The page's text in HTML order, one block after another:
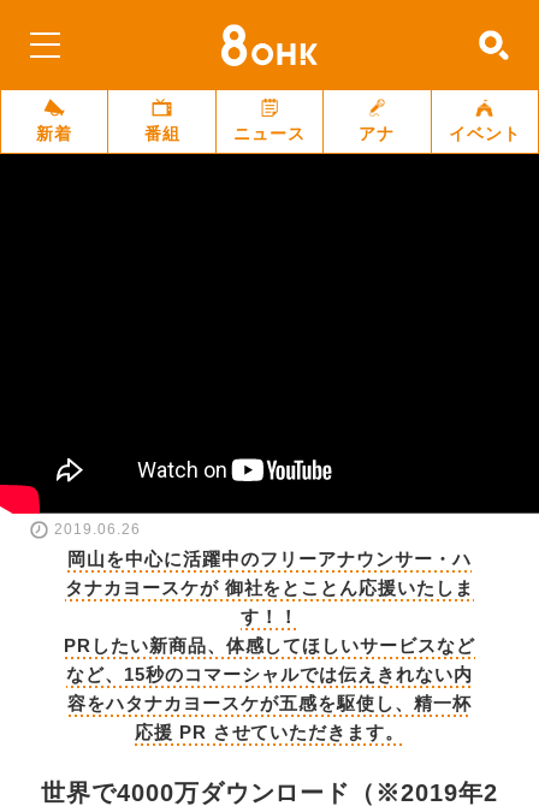
新着 番組 ニュース アナ イベント
2019.06.26
岡山を中心に活躍中のフリーアナウンサー・ハ
タナカヨースケが 御社をとことん応援いたしま
す！！
PRしたい新商品、体感してほしいサービスなど
など、15秒のコマーシャルでは伝えきれない内
容をハタナカヨースケが五感を駆使し、精一杯
応援 PR させていただきます。
世界で4000万ダウンロード（※2019年2